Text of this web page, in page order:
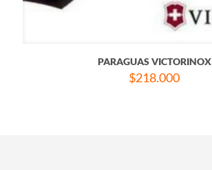
PARAGUAS VICTORINOX
$218.000